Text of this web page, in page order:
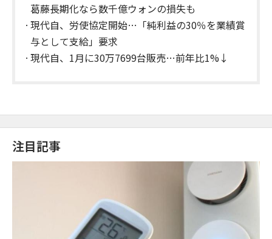
葛藤長期化なら数千億ウォンの損失も
現代自、労使協定開始…「純利益の30％を業績賞
与として支給」要求
現代自、1月に30万7699台販売…前年比1%↓
注目記事